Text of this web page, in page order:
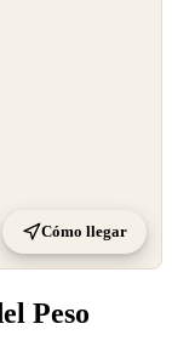
Cómo llegar
Peso